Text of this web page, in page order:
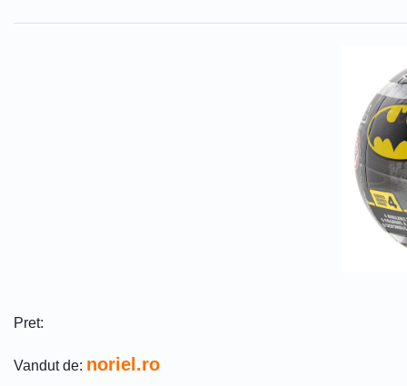
Pret:
Vandut de: noriel.ro